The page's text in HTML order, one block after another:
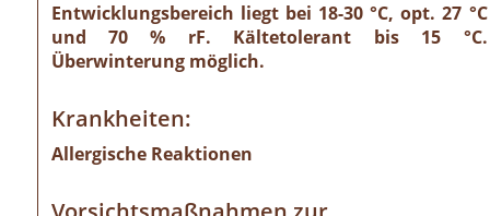
Entwicklungsbereich liegt bei 18-30 °C, opt. 27 °C
und 70 % rF. Kältetolerant bis 15 °C.
Überwinterung möglich.
Krankheiten:
Allergische Reaktionen